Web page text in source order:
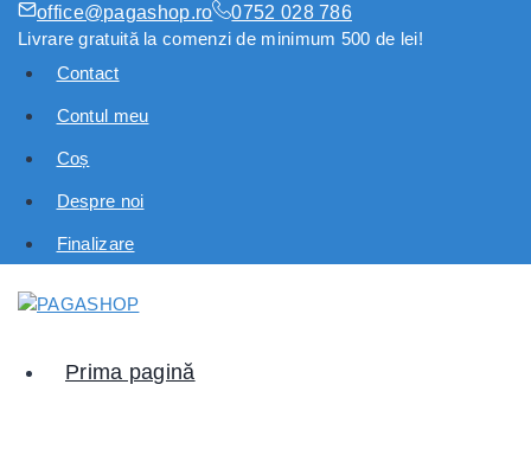
office@pagashop.ro
0752 028 786
Livrare gratuită la comenzi de minimum 500 de lei!
Contact
Contul meu
Coș
Despre noi
Finalizare
Prima pagină